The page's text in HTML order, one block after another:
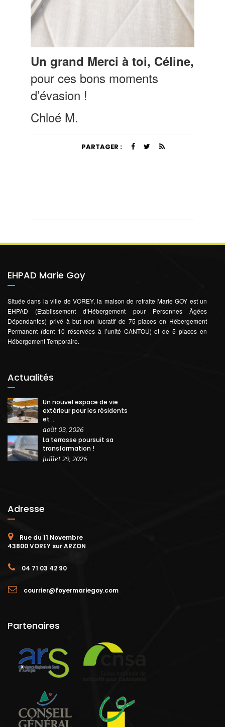
Un grand Merci à toi, Céline,
pour ces bons moments
d’évasion !
Chloé M.
PARTAGER :
EHPAD Marie Goy
Située dans la ville de VOREY, la maison de retraite Marie GOY est un
EHPAD (Etablissement d‘Hébergement pour Personnes Âgées
Dépendantes) privé à but non lucratif de 75 places en Hébergement
Permanent (dont 10 réservées à l’unité CANTOU) et de 5 places en
Hébergement Temporaire.
Actualités
Un nouvel espace de vie
extérieur pour les résidents
et ...
août 03, 2026
La terrasse poursuit sa
transformation !
juillet 29, 2026
Adresse
Rue du 11 Novembre
43800 VOREY sur ARZON
04 71 03 42 90
courrier@foyermariegoy.com
Partenaires